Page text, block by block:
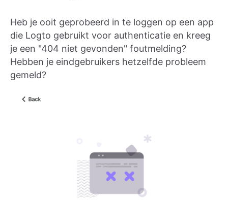
Heb je ooit geprobeerd in te loggen op een app
die Logto gebruikt voor authenticatie en kreeg
je een "404 niet gevonden" foutmelding?
Hebben je eindgebruikers hetzelfde probleem
gemeld?